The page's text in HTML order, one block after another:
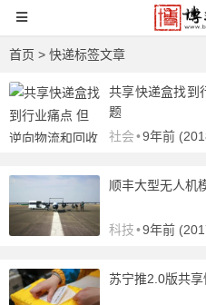
首页 > 快递标签文章
共享快递盒找到
题
社会•9年前
顺丰大型无人机
科技•9年前
苏宁推2.0版共